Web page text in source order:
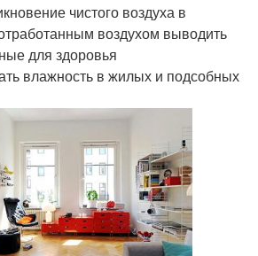
чистого воздуха в
воздухом выводить
для здоровья
влажность в жилых и подсобных